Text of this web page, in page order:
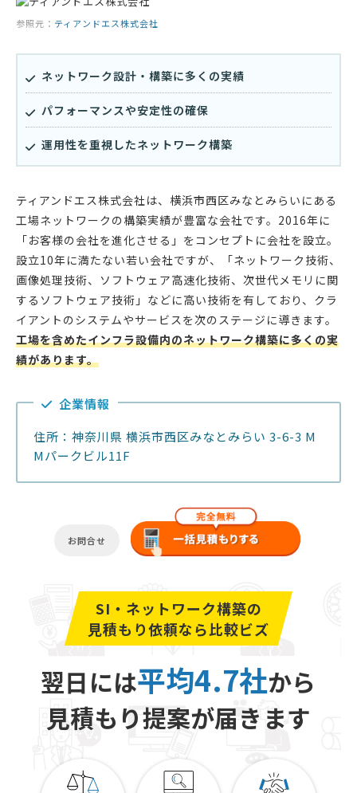
参照元： ティアンドエス株式会社
ネットワーク設計・構築に多くの実績
パフォーマンスや安定性の確保
運用性を重視したネットワーク構築
ティアンドエス株式会社は、横浜市西区みなとみらいにある
工場ネットワークの構築実績が豊富な会社です。2016年に
「お客様の会社を進化させる」をコンセプトに会社を設立。
設立10年に満たない若い会社ですが、「ネットワーク技術、
画像処理技術、ソフトウェア高速化技術、次世代メモリに関
するソフトウェア技術」などに高い技術を有しており、クラ
イアントのシステムやサービスを次のステージに導きます。
工場を含めたインフラ設備内のネットワーク構築に多くの実
績があります。
企業情報
住所：神奈川県 横浜市西区みなとみらい 3-6-3 M
Mパークビル11F
お問合せ
SI・ネットワーク構築の
見積もり依頼なら比較ビズ
翌日には平均4.7社から
見積もり提案が届きます